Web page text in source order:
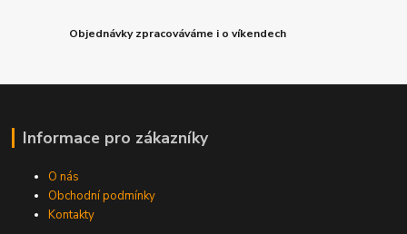
Objednávky zpracováváme i o víkendech
Informace pro zákazníky
O nás
Obchodní podmínky
Kontakty